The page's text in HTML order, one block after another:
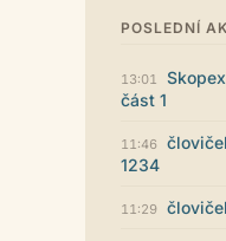
Líbí se mi
vzhledu. Na
jsou sice
určitě to
stylem...
POSLEDNÍ
13:01 Skopex
část 1
11:46
1234
11:29